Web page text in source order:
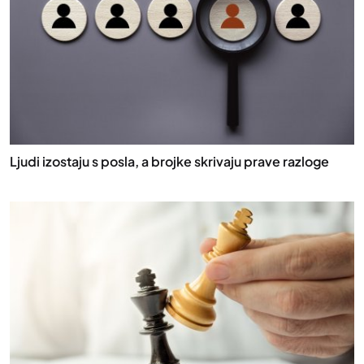
Ljudi izostaju s posla, a brojke skrivaju prave razloge